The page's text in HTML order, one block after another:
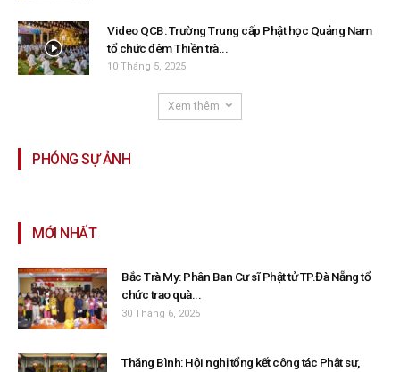
Video QCB: Trường Trung cấp Phật học Quảng Nam
tổ chức đêm Thiền trà...
10 Tháng 5, 2025
Xem thêm
PHÓNG SỰ ẢNH
MỚI NHẤT
Bắc Trà My: Phân Ban Cư sĩ Phật tử TP.Đà Nẵng tổ
chức trao quà...
30 Tháng 6, 2025
Thăng Bình: Hội nghị tổng kết công tác Phật sự,